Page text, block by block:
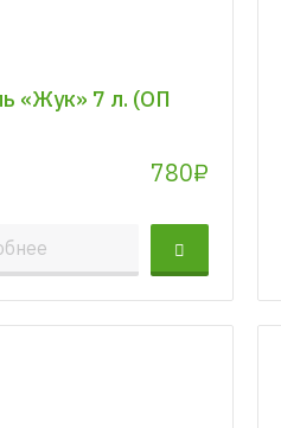
«Жук» 7 л. (ОП
780₽